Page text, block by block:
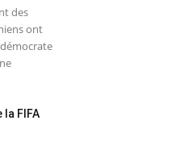
des
ont
la FIFA